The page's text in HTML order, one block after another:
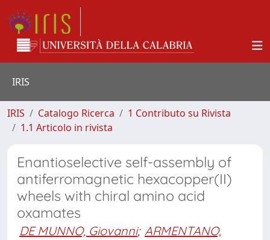
IRIS
IRIS Catalogo Ricerca
1 Contributo su Rivista
1.1 Articolo in rivista
Enantioselective self-assembly of
antiferromagnetic hexacopper(II)
wheels with chiral amino acid
oxamates
DE MUNNO, Giovanni; ARMENTANO,